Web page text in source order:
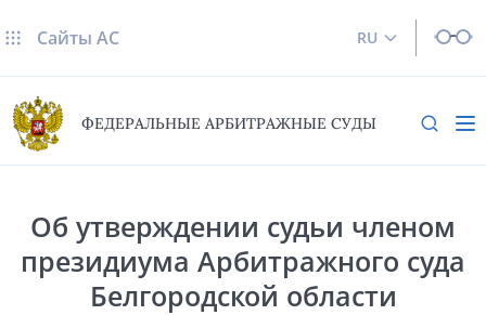
RU
Сайты AC
ФЕДЕРАЛЬНЫЕ АРБИТРАЖНЫЕ СУДЫ
Об утверждении судьи членом
президиума Арбитражного суда
Белгородской области